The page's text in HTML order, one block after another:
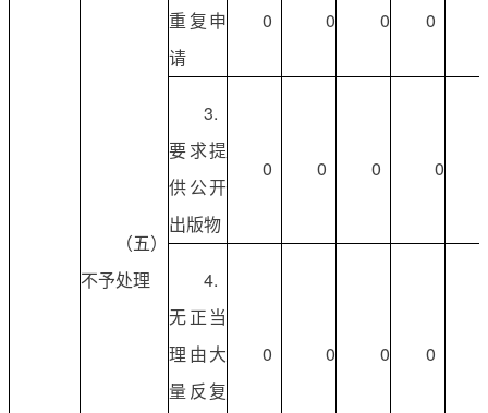
（五）
不予处理
重复申
请
0 0 0 0
3.
要求提
供公开
出版物
0 0 0 0
4.
无正当
理由大
量反复
0 0 0 0